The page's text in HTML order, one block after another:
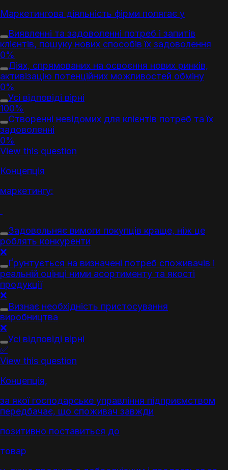
Маркетингова діяльність фірми полягає у
Виявленні та задоволенні потреб і запитів
клієнтів, пошуку нових способів їх задоволення
0%
Діях, спрямованих на освоєння нових ринків,
активізацію потенційних можливостей обміну
0%
Усі відповіді вірні
100%
Створенні невідомих для клієнтів потреб та їх
задоволенні
0%
View this question
Концепція
маркетингу:
Задовольняє вимоги покупців краще, ніж це
роблять конкуренти
❌
Ґрунтується на визначені потреб споживачів і
реальній оцінці ними асортименту та якості
продукції
❌
Визнає необхідність пристосування
виробництва
❌
Усі відповіді вірні
✅
View this question
Концепція,
за якої господарське управління підприємством
передбачає, що споживач завжди
позитивно поставиться до
товар